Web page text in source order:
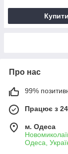
Купити
Про нас
99%
Працює з
м. Одеса
Одеса,